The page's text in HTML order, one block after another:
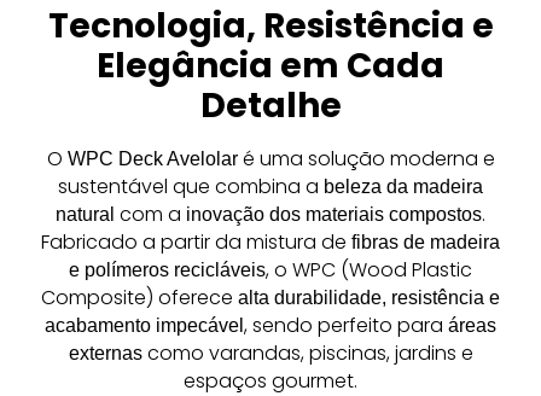
Tecnologia, Resistência e
Elegância em Cada
Detalhe
O WPC Deck Avelolaré uma solução moderna e
sustentável que combina a beleza da madeira
natural com a inovação dos materiais compostos.
Fabricado a partir da mistura de fibras de madeira
e polímeros recicláveis, o WPC (Wood Plastic
Composite) oferece alta durabilidade, resistência e
acabamento impecável , sendo perfeito para áreas
externascomo varandas, piscinas, jardins e
espaços gourmet.